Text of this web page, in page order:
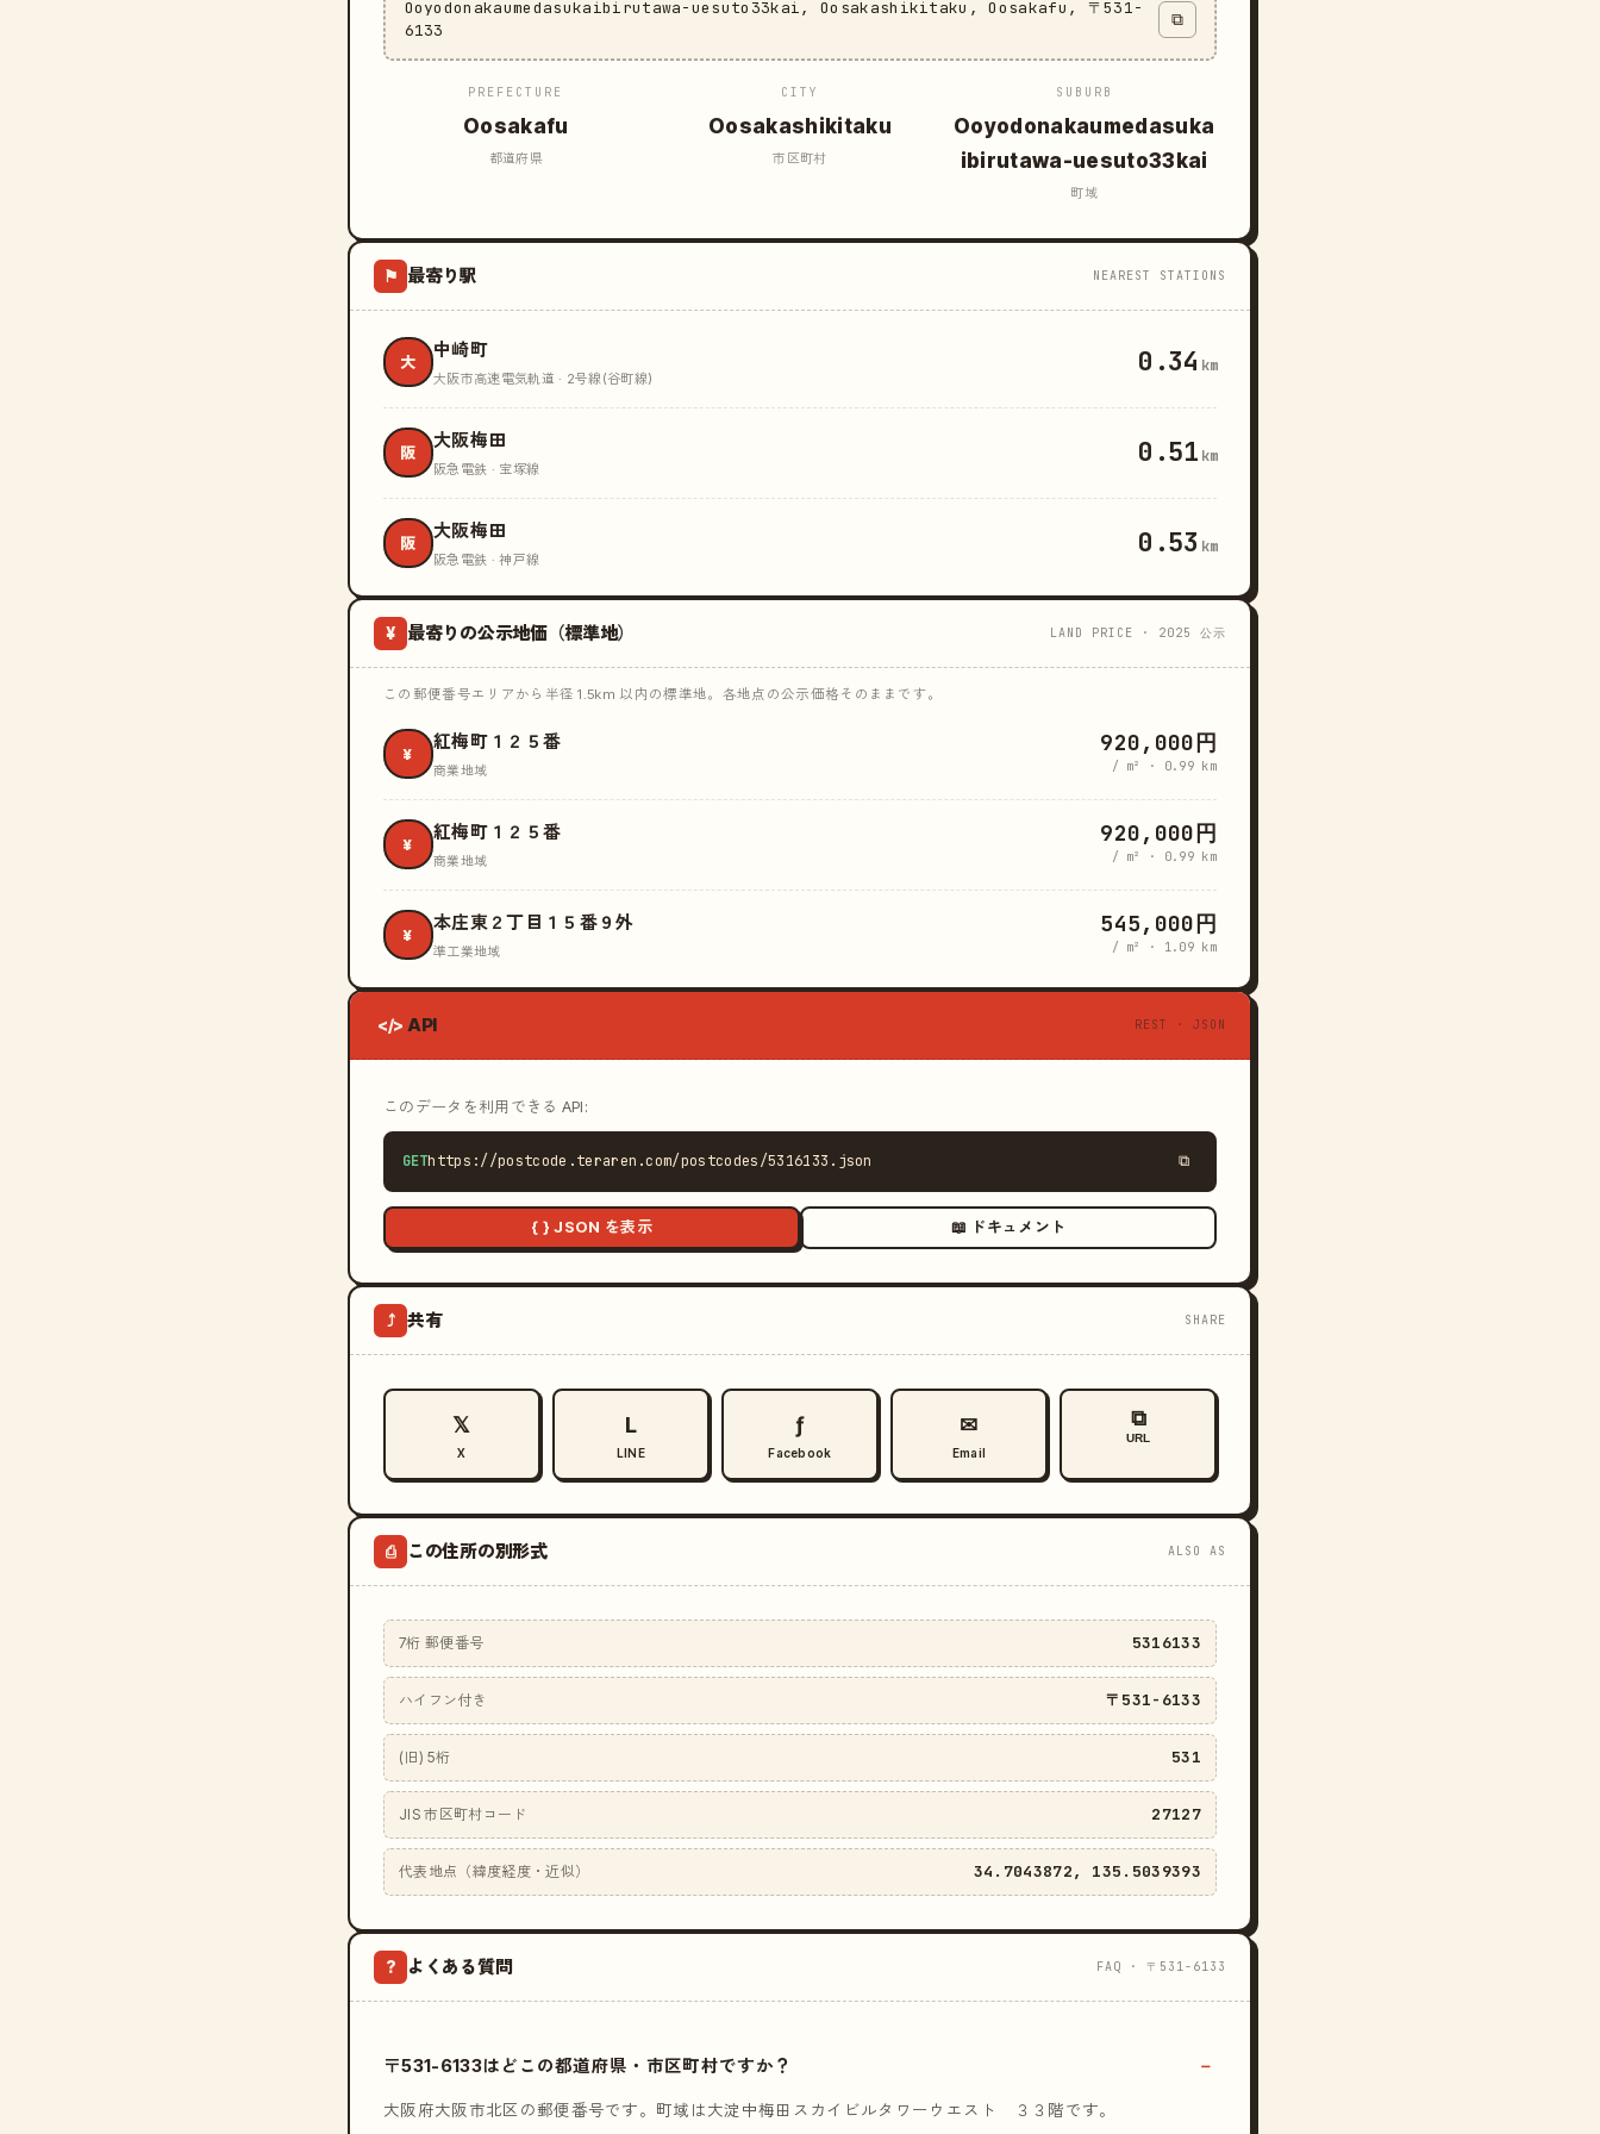
Ooyodonakaumedasukaibirutawa-uesuto33kai, Oosakashikitaku, Oosakafu, 〒531-
6133
⧉
PREFECTURE
Oosakafu
都道府県
CITY
Oosakashikitaku
市区町村
SUBURB
Ooyodonakaumedasuka
ibirutawa-uesuto33kai
町域
⚑ 最寄り駅 NEAREST STATIONS
大
中崎町
大阪市高速電気軌道 · 2号線(谷町線) 0.34 km
阪
大阪梅田
阪急電鉄 · 宝塚線 0.51 km
阪
大阪梅田
阪急電鉄 · 神戸線 0.53 km
¥ 最寄りの公示地価（標準地） LAND PRICE · 2025 公示
この郵便番号エリアから半径 1.5km 以内の標準地。各地点の公示価格そのままです。
¥
紅梅町１２５番
商業地域
920,000円
/ m² · 0.99 km
¥
紅梅町１２５番
商業地域
920,000円
/ m² · 0.99 km
¥
本庄東２丁目１５番９外
準工業地域
545,000円
/ m² · 1.09 km
</> API REST · JSON
このデータを利用できる API:
GEThttps://postcode.teraren.com/postcodes/5316133.json ⧉
{ } JSON を表示 📖 ドキュメント
⤴ 共有 SHARE
𝕏
X
L
LINE
ƒ
Facebook
✉
Email
⧉
URL
⎙ この住所の別形式 ALSO AS
7桁 郵便番号 5316133
ハイフン付き 〒531-6133
(旧) 5桁 531
JIS 市区町村コード 27127
代表地点（緯度経度・近似） 34.7043872, 135.5039393
? よくある質問 FAQ · 〒531-6133
〒531-6133はどこの都道府県・市区町村ですか？
大阪府大阪市北区の郵便番号です。町域は大淀中梅田スカイビルタワーウエスト ３３階です。